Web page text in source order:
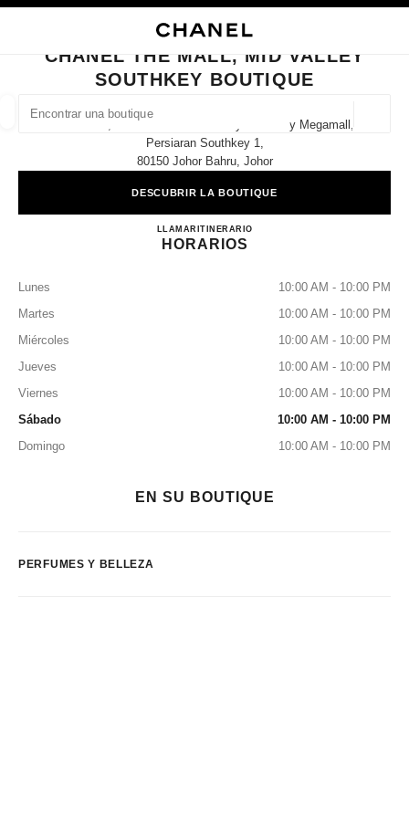
BUSCAR UNA BOUTIQUE
las sugerencias se muestran debajo de esta barra de búsqueda
0 Sugerencias disponibles
CERRAR TARJETA DE BOUTIQUE CHANEL THE MALL, MID VALLEY
CHANEL THE MALL, MID VALLEY
SOUTHKEY BOUTIQUE
Lot G-069, Ground Floor Mid Valley Southkey Megamall,
Persiaran Southkey 1,
80150 Johor Bahru, Johor
DESCUBRIR LA BOUTIQUE
LLAMAR1800 812 838
ITINERARIOCHANEL THE MALL, MID
HORARIOS
Lunes
10:00 AM - 10:00 PM
Martes
10:00 AM - 10:00 PM
Miércoles
10:00 AM - 10:00 PM
Jueves
10:00 AM - 10:00 PM
Viernes
10:00 AM - 10:00 PM
Sábado
10:00 AM - 10:00 PM
Domingo
10:00 AM - 10:00 PM
EN SU BOUTIQUE
PERFUMES Y BELLEZA
resultado de los filtros por:
GAFAS RELOJERÍA Y JOYERÍA